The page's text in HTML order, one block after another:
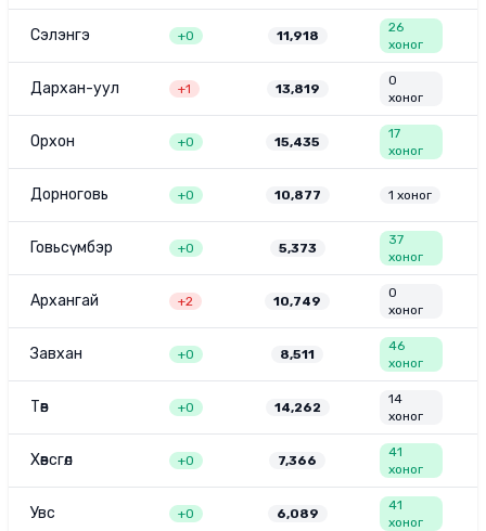
Сэлэнгэ +0 11,918
26
хоног
Дархан-уул +1 13,819
0
хоног
Орхон +0 15,435
17
хоног
Дорноговь +0 10,877 1 хоног
Говьсүмбэр +0 5,373
37
хоног
Архангай +2 10,749
0
хоног
Завхан +0 8,511
46
хоног
Төв +0 14,262
14
хоног
Хөвсгөл +0 7,366
41
хоног
Увс +0 6,089
41
хоног